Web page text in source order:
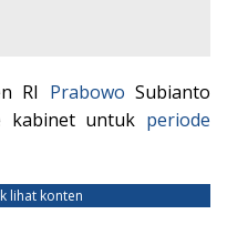
RI Prabowo Subianto
kabinet untuk periode
lihat konten